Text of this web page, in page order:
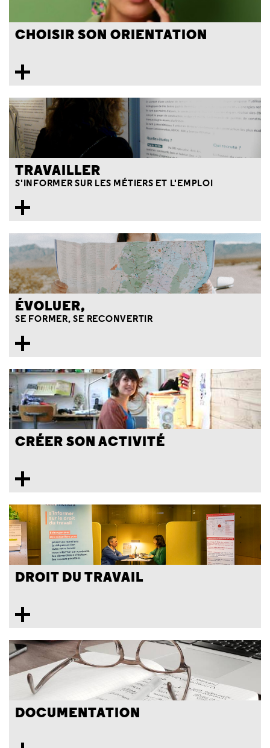
CHOISIR SON ORIENTATION
TRAVAILLER
S'INFORMER SUR LES MÉTIERS ET L'EMPLOI
ÉVOLUER,
SE FORMER, SE RECONVERTIR
CRÉER SON ACTIVITÉ
DROIT DU TRAVAIL
DOCUMENTATION